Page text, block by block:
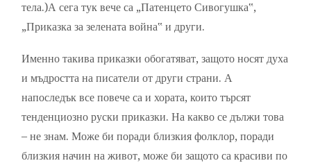
тела.)А сега тук вече са „Патенцето Сивогушка‟,
„Приказка за зелената война‟ и други.
Именно такива приказки обогатяват, защото носят духа
и мъдростта на писатели от други страни. А
напоследък все повече са и хората, които търсят
тенденциозно руски приказки. На какво се дължи това
– не знам. Може би поради близкия фолклор, поради
близкия начин на живот, може би защото са красиви по